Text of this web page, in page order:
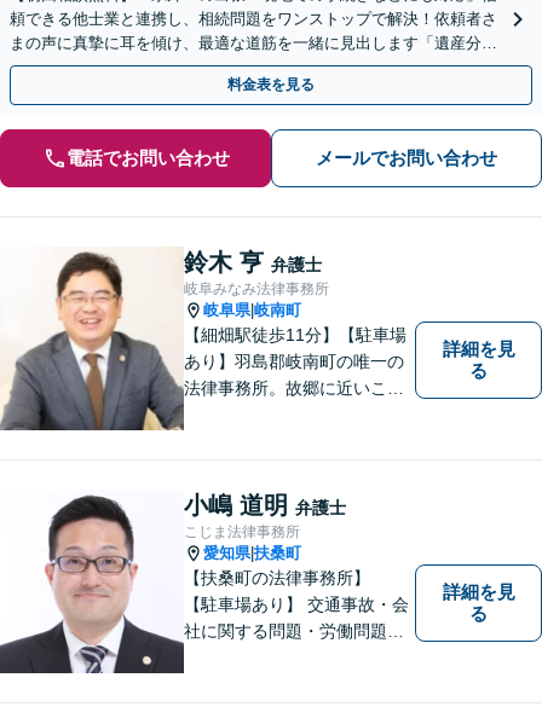
頼できる他士業と連携し、相続問題をワンストップで解決！依頼者さ
まの声に真摯に耳を傾け、最適な道筋を一緒に見出します「遺産分割
／寄与分／成年後見／遺留分／相続放棄／遺言書作成など」
料金表を見る
電話でお問い合わせ メールでお問い合わせ
鈴木 亨 弁護士
岐阜みなみ法律事務所
岐阜県|岐南町
【細畑駅徒歩11分】【駐車場
あり】羽島郡岐南町の唯一の
法律事務所。故郷に近いこの
弁護をいたします。依頼者と
弁護士という垣根を超えて、
良きパートナーとして貢献し
ます。【会社勤務経験あり】
詳細を見
る
小嶋 道明 弁護士
こじま法律事務所
愛知県|扶桑町
【扶桑町の法律事務所】
【駐車場あり】 交通事故・会
社に関する問題・労働問題・
詳細を見
る